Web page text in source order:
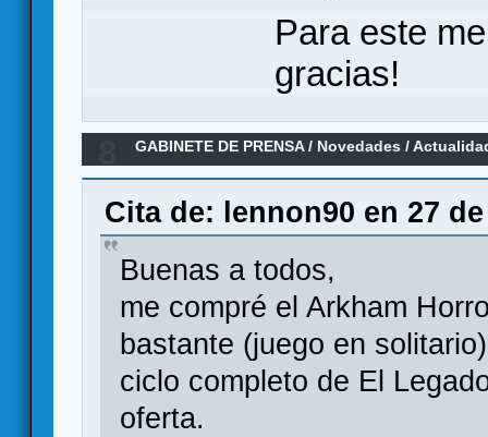
Para este
gracias!
GABINETE DE PRENSA/ Novedades /
Cita de: lennon90 en 27
Buenas a todos,
me compré el Arkham
bastante (juego en
ciclo completo de El
oferta.